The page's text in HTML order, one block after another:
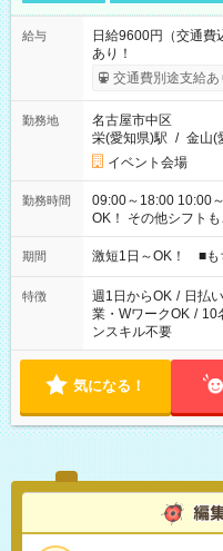
給与
日給9600円（交通
あり！
交通費別途支給あ
勤務地
名古屋市中区
栄(愛知県)駅 / 金山(
イベント会場
勤務時間
09:00～18:00 10:00～19:00
OK！ その他シ
期間 激短1日～OK！ ■も
特徴 週1日からOK / 日払
業・WワークOK / 10
ンスキル不要
気になる！